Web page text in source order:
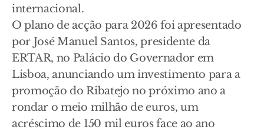
internacional.
O plano de acção para 2026 foi apresentado
por José Manuel Santos, presidente da
ERTAR, no Palácio do Governador em
Lisboa, anunciando um investimento para a
promoção do Ribatejo no próximo ano a
rondar o meio milhão de euros, um
acréscimo de 150 mil euros face ao ano